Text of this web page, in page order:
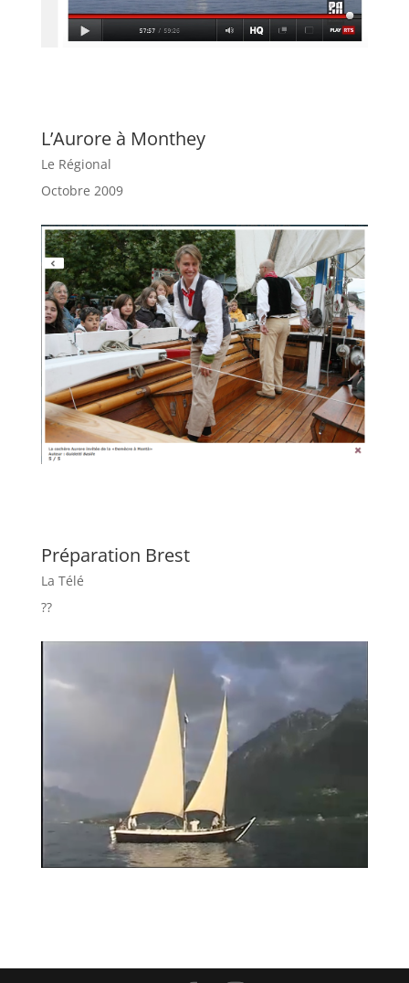
L’Aurore à Monthey
Le Régional
Octobre 2009
Préparation Brest
La Télé
??